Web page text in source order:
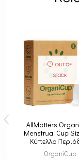
OUT OF
STOCK
AllMatters
Menstrual Cup
Κύπελλο
Μέγεθος B
OrganiCup